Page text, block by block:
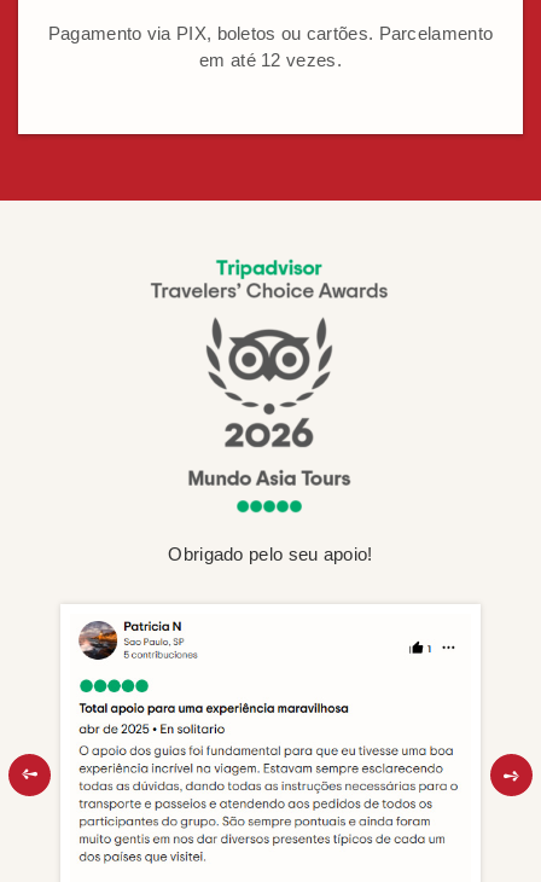
Pagamento via PIX, boletos ou cartões. Parcelamento
em até 12 vezes.
Obrigado pelo seu apoio!